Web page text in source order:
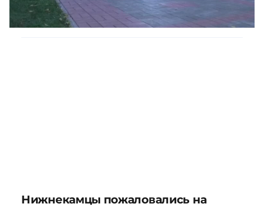
Нижнекамцы пожаловались на